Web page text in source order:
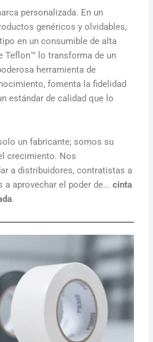
personalizada. En un
genéricos y olvidables,
en un consumible de alta
Teflon™ lo transforma de un
herramienta de
fomenta la fidelidad
estándar de calidad que lo
un fabricante; somos su
crecimiento. Nos
a distribuidores, contratistas a
a aprovechar el poder de...cinta
.